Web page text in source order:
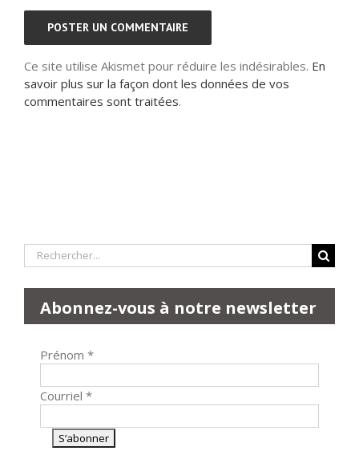
Ce site utilise Akismet pour réduire les indésirables. En
savoir plus sur la façon dont les données de vos
commentaires sont traitées.
Rechercher:
Abonnez-vous à notre newsletter
Prénom *
Courriel *